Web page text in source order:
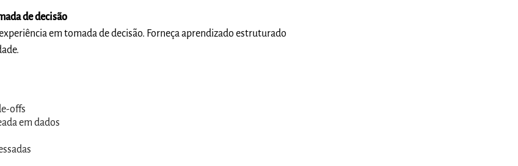
de decisão
em tomada de decisão. Forneça aprendizado estruturado
offs
em dados